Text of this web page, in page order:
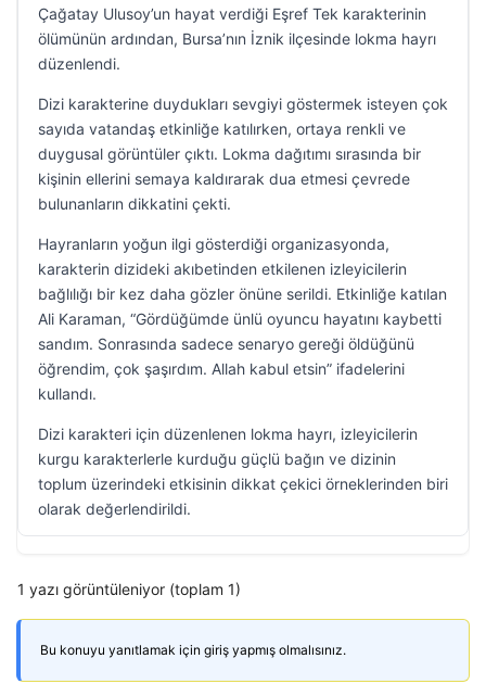
Çağatay Ulusoy’un hayat verdiği Eşref Tek karakterinin
ölümünün ardından, Bursa’nın İznik ilçesinde lokma hayrı
düzenlendi.
Dizi karakterine duydukları sevgiyi göstermek isteyen çok
sayıda vatandaş etkinliğe katılırken, ortaya renkli ve
duygusal görüntüler çıktı. Lokma dağıtımı sırasında bir
kişinin ellerini semaya kaldırarak dua etmesi çevrede
bulunanların dikkatini çekti.
Hayranların yoğun ilgi gösterdiği organizasyonda,
karakterin dizideki akıbetinden etkilenen izleyicilerin
bağlılığı bir kez daha gözler önüne serildi. Etkinliğe katılan
Ali Karaman, “Gördüğümde ünlü oyuncu hayatını kaybetti
sandım. Sonrasında sadece senaryo gereği öldüğünü
öğrendim, çok şaşırdım. Allah kabul etsin” ifadelerini
kullandı.
Dizi karakteri için düzenlenen lokma hayrı, izleyicilerin
kurgu karakterlerle kurduğu güçlü bağın ve dizinin
toplum üzerindeki etkisinin dikkat çekici örneklerinden biri
olarak değerlendirildi.
1 yazı görüntüleniyor (toplam 1)
Bu konuyu yanıtlamak için giriş yapmış olmalısınız.